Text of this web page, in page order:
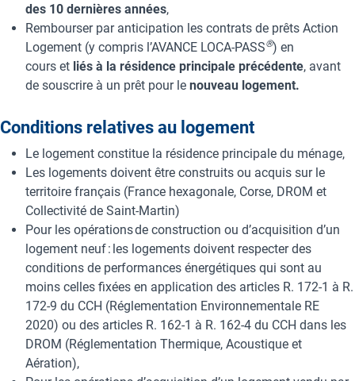
des 10 dernières années,
Rembourser par anticipation les contrats de prêts Action
Logement (y compris l’AVANCE LOCA-PASS®) en
cours et liés à la résidence principale précédente, avant
de souscrire à un prêt pour le nouveau logement.
Conditions relatives au logement
Le logement constitue la résidence principale du ménage,
Les logements doivent être construits ou acquis sur le
territoire français (France hexagonale, Corse, DROM et
Collectivité de Saint-Martin)
Pour les opérations de construction ou d’acquisition d’un
logement neuf : les logements doivent respecter des
conditions de performances énergétiques qui sont au
moins celles fixées en application des articles R. 172-1 à R.
172-9 du CCH (Réglementation Environnementale RE
2020) ou des articles R. 162-1 à R. 162-4 du CCH dans les
DROM (Réglementation Thermique, Acoustique et
Aération),